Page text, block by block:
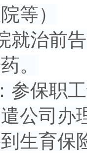
等）
治前
。
保职
公司办
生育保